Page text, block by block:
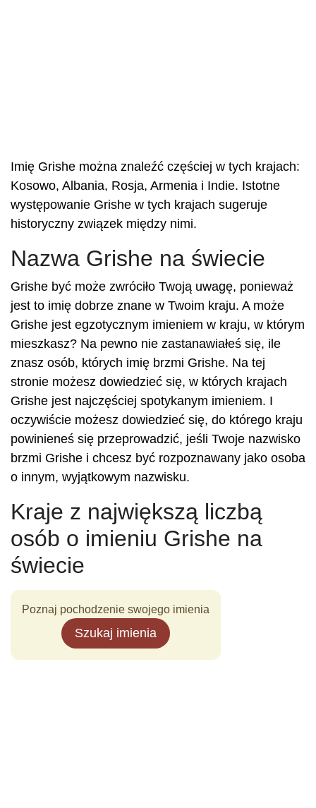
Imię Grishe można znaleźć częściej w tych krajach:
Kosowo, Albania, Rosja, Armenia i Indie. Istotne
występowanie Grishe w tych krajach sugeruje
historyczny związek między nimi.
Nazwa Grishe na świecie
Grishe być może zwróciło Twoją uwagę, ponieważ
jest to imię dobrze znane w Twoim kraju. A może
Grishe jest egzotycznym imieniem w kraju, w którym
mieszkasz? Na pewno nie zastanawiałeś się, ile
znasz osób, których imię brzmi Grishe. Na tej
stronie możesz dowiedzieć się, w których krajach
Grishe jest najczęściej spotykanym imieniem. I
oczywiście możesz dowiedzieć się, do którego kraju
powinieneś się przeprowadzić, jeśli Twoje nazwisko
brzmi Grishe i chcesz być rozpoznawany jako osoba
o innym, wyjątkowym nazwisku.
Kraje z największą liczbą
osób o imieniu Grishe na
świecie
Poznaj pochodzenie swojego imienia
Szukaj imienia